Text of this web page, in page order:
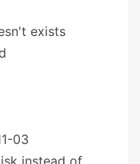
exists
03
instead of